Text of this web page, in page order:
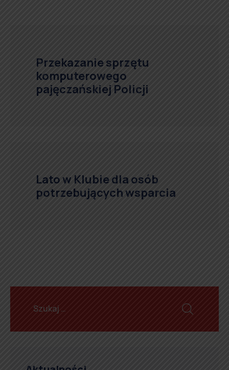
Przekazanie sprzętu
komputerowego
pajęczańskiej Policji
Lato w Klubie dla osób
potrzebujących wsparcia